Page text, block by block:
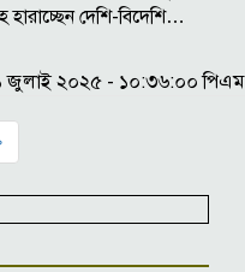
হারাচ্ছেন দেশি-বিদেশি…
জুলাই ২০২৫ - ১০:৩৬:০০ পিএম